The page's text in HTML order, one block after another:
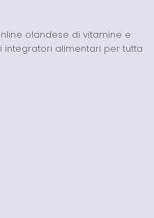
olandese di vitamine e
integratori alimentari per tutta